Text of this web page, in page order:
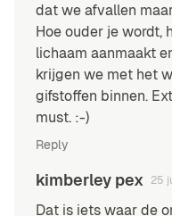
dat we afvallen
Hoe ouder je wordt,
lichaam aanmaakt
krijgen we met het
gifstoffen binnen.
must. :-)
Reply
kimberley pex 25
Dat is iets waar de